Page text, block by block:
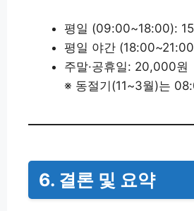
평일 (09:00~18:00):
평일 야간
주말·공휴일: 20,000원
※ 동절기(11~3월)는
6. 결론 및 요약